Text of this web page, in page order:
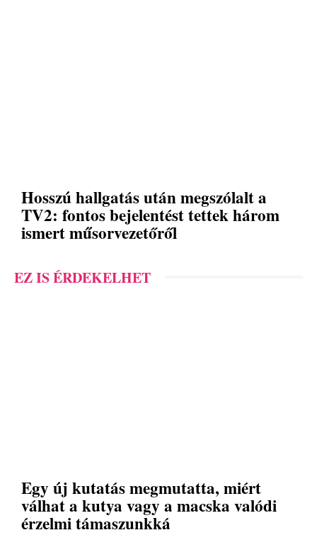
Hosszú hallgatás után megszólalt a
TV2: fontos bejelentést tettek három
ismert műsorvezetőről
EZ IS ÉRDEKELHET
Egy új kutatás megmutatta, miért
válhat a kutya vagy a macska valódi
érzelmi támaszunkká